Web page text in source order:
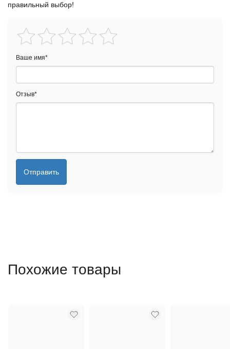
правильный выбор!
Ваше имя*
Отзыв*
Отправить
Похожие товары